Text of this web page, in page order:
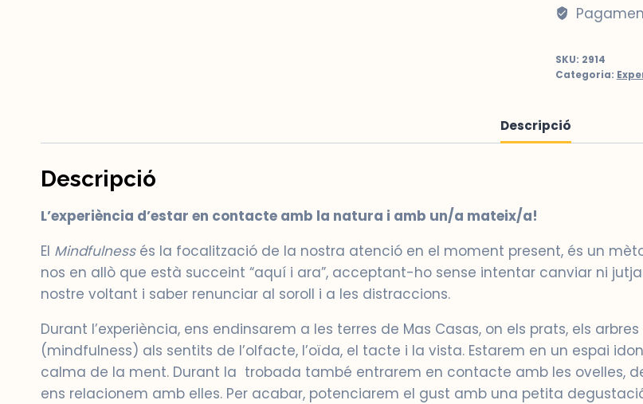
SKU: 2914
Categoria:
Descripció
Descripció
L’experiència d’estar en contacte amb la natura i amb un/a mateix/a!
El Mindfulnessés la focalització de la nostra atenció en el moment present, és un
nos en allò que està succeint “aquí i ara”, acceptant-ho sense intentar canviar ni
nostre voltant i saber renunciar al soroll i a les distraccions.
Durant l’experiència, ens endinsarem a les terres de Mas Casas, on els prats, els
(mindfulness) als sentits de l’olfacte, l’oïda, el tacte i la vista. Estarem en un espai
calma de la ment. Durant la trobada també entrarem en contacte amb les ovelles,
ens relacionem amb elles. Per acabar, potenciarem el gust amb una petita